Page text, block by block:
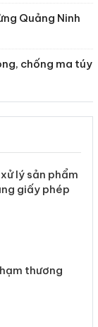
Quảng Ninh
chống ma túy
lý sản phẩm
giấy phép
thương